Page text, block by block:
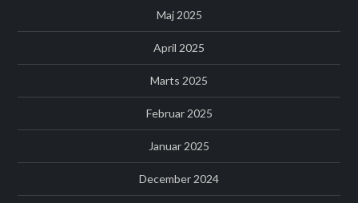
Maj 2025
April 2025
Marts 2025
Februar 2025
Januar 2025
December 2024